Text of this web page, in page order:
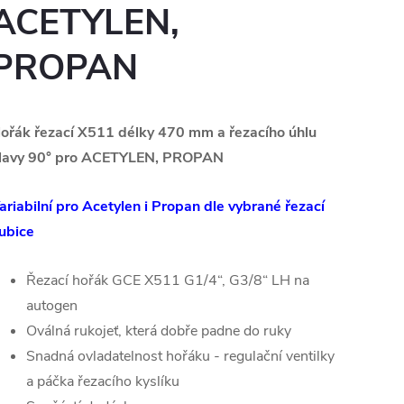
řezací X511 délky 470 mm a řezacího úhlu
90° pro ACETYLEN, PROPAN
pro Acetylen i Propan dle vybrané řezací
Řezací hořák GCE X511 G1/4“, G3/8“ LH na
autogen
Oválná rukojeť, která dobře padne do ruky
Snadná ovladatelnost hořáku - regulační ventilky
a páčka řezacího kyslíku